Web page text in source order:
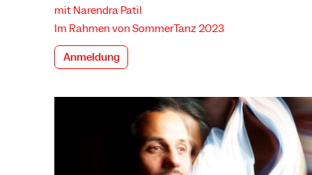
mit Narendra Patil
Im Rahmen von SommerTanz 2023
Anmeldung